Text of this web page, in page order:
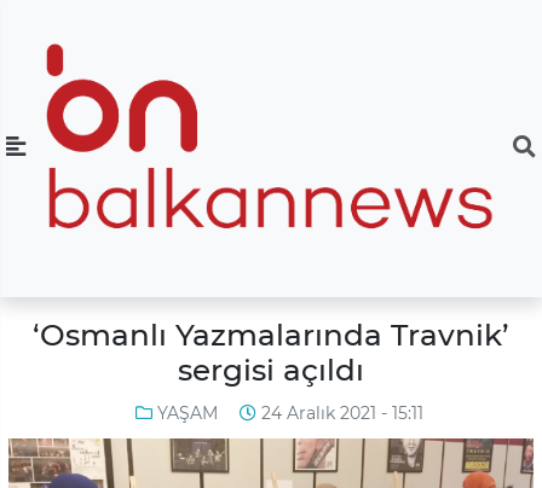
‘Osmanlı Yazmalarında Travnik’
sergisi açıldı
YAŞAM 24 Aralık 2021 - 15:11